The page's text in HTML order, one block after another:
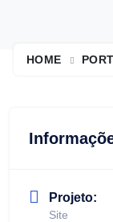
HOME
Projeto:
Site